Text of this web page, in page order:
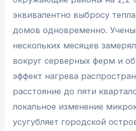
эквивалентно выбросу
домов одновременно.
нескольких месяцев
вокруг серверных ферм и
эффект нагрева
расстояние до пяти
локальное изменение
усугубляет городской